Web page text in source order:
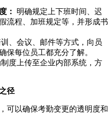
：
明确规定上下班时间、迟
流程、加班规定等，并形成书
、会议、邮件等方式，向员
保每位员工都充分了解。
度上传至企业内部系统，方
径
可以确保考勤变更的透明度和